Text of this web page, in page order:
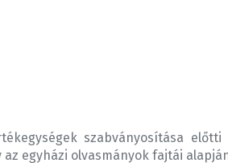
szabványosítása előtti
egyházi olvasmányok fajtái